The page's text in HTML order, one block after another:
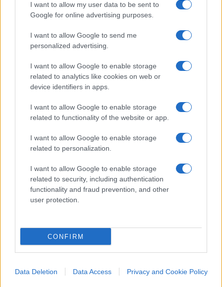
I want to allow my user data to be sent to
Google for online advertising purposes.
I want to allow Google to send me
personalized advertising.
I want to allow Google to enable storage
related to analytics like cookies on web or
device identifiers in apps.
I want to allow Google to enable storage
related to functionality of the website or app.
I want to allow Google to enable storage
related to personalization.
I want to allow Google to enable storage
related to security, including authentication
functionality and fraud prevention, and other
user protection.
CONFIRM
Data Deletion Data Access Privacy and Cookie Policy
non chiudendo nulla e conseguendo risultati ben
più lusinghieri dei nostri.
#GREEN PASS #LIBERTÀ
#RESTRIZIONI
Pagina
Precedente
Leggi i commenti
SEDUTE SATIRICHE
Vignetta del 04/08/2026